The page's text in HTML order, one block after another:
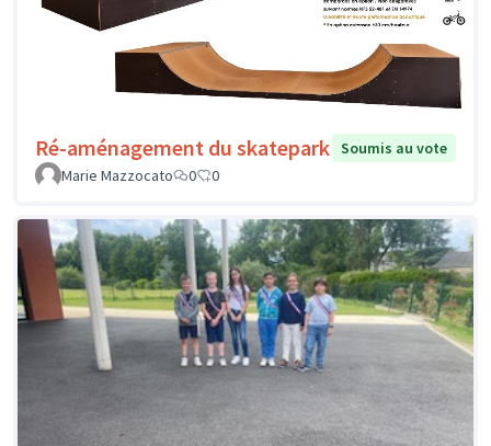
Ré-aménagement du skatepark Soumis au vote
Marie Mazzocato
0 0